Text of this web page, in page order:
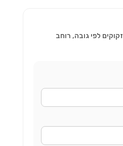
לפי גובה, רוחב